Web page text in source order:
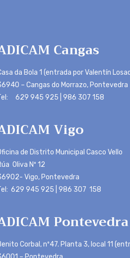
Cangas
da Bola 1 (entrada por Valentín
– Cangas do Morrazo, Pontevedra
629 945 925 | 986 307 158
Vigo
de Distrito Municipal Casco Vello
Oliva Nº 12
Vigo, Pontevedra
629 945 925 | 986 307 158
Pontevedra
Corbal, nº47. Planta 3, local 11